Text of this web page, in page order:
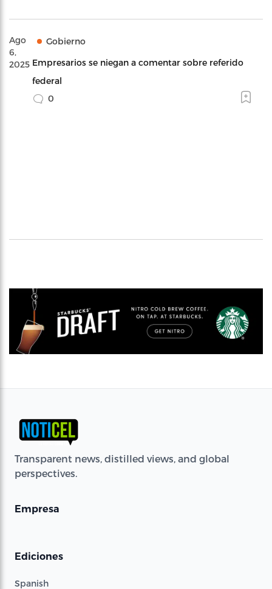
Ago
6,
2025
Gobierno
Empresarios se niegan a comentar sobre referido
federal
0
Transparent news, distilled views, and global
perspectives.
Empresa
Ediciones
Spanish